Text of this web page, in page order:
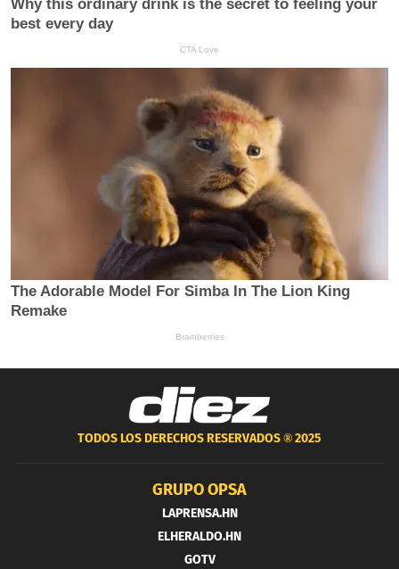
TODOS LOS DERECHOS RESERVADOS ®2025
GRUPO OPSA
LAPRENSA.HN
ELHERALDO.HN
GOTV